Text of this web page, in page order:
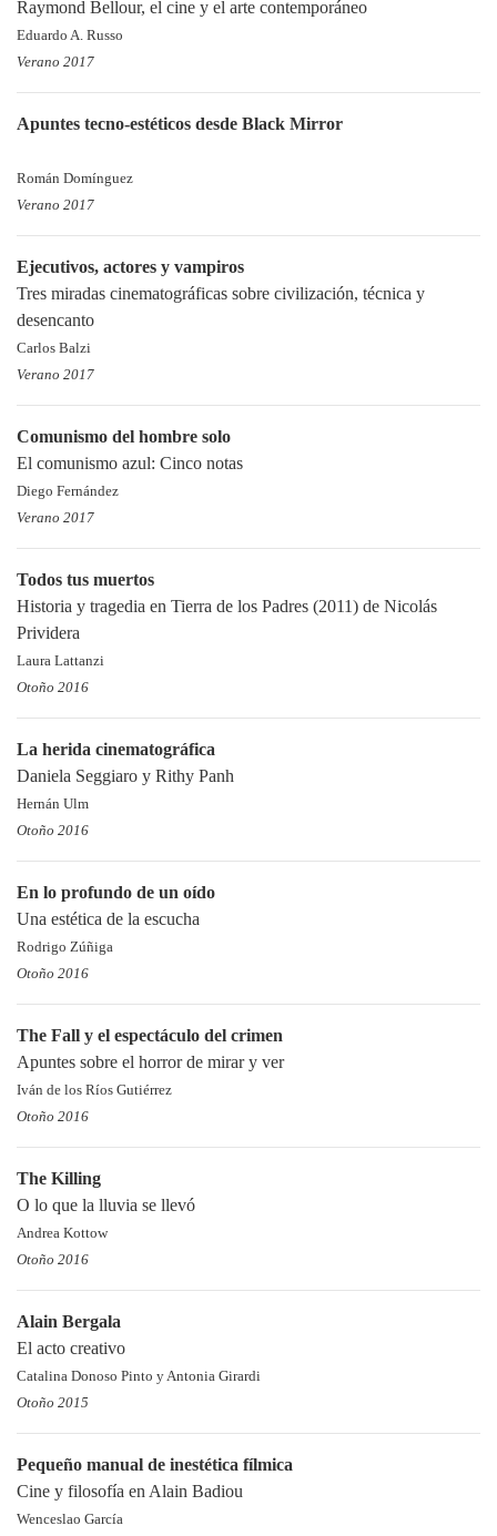
Raymond Bellour, el cine y el arte contemporáneo
Eduardo A. Russo
Verano 2017
Apuntes tecno-estéticos desde Black Mirror
Román Domínguez
Verano 2017
Ejecutivos, actores y vampiros
Tres miradas cinematográficas sobre civilización, técnica y
desencanto
Carlos Balzi
Verano 2017
Comunismo del hombre solo
El comunismo azul: Cinco notas
Diego Fernández
Verano 2017
Todos tus muertos
Historia y tragedia en Tierra de los Padres (2011) de Nicolás
Prividera
Laura Lattanzi
Otoño 2016
La herida cinematográfica
Daniela Seggiaro y Rithy Panh
Hernán Ulm
Otoño 2016
En lo profundo de un oído
Una estética de la escucha
Rodrigo Zúñiga
Otoño 2016
The Fall y el espectáculo del crimen
Apuntes sobre el horror de mirar y ver
Iván de los Ríos Gutiérrez
Otoño 2016
The Killing
O lo que la lluvia se llevó
Andrea Kottow
Otoño 2016
Alain Bergala
El acto creativo
Catalina Donoso Pinto y Antonia Girardi
Otoño 2015
Pequeño manual de inestética fílmica
Cine y filosofía en Alain Badiou
Wenceslao García